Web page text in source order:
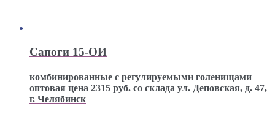
Сапоги 15-ОИ
комбинированные с регулируемыми голенищами
оптовая цена 2315 руб. со склада ул. Деповская, д. 47,
г. Челябинск